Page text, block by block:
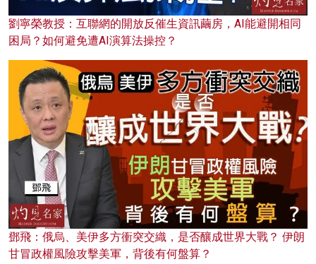
劉寧榮教授：互聯網的開放反催生資訊繭房，AI能避開相同
困局？如何避免遭AI演算法操控？
鄧飛：俄烏、美伊多方衝突交織，是否釀成世界大戰？ 伊朗
甘冒政權風險攻擊美軍，背後有何盤算？